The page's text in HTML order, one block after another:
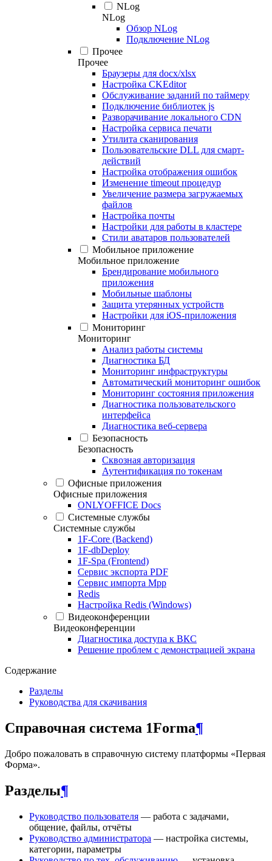
NLog
NLog
Обзор NLog
Подключение NLog
Прочее
Прочее
Браузеры для docx/xlsx
Настройка CKEditor
Обслуживание заданий по таймеру
Подключение библиотек js
Разворачивание локального CDN
Настройка сервиса печати
Утилита сканирования
Пользовательские DLL для смарт-
действий
Настройка отображения ошибок
Изменение timeout процедур
Увеличение размера загружаемых
файлов
Настройка почты
Настройки для работы в кластере
Стили аватаров пользователей
Мобильное приложение
Мобильное приложение
Брендирование мобильного
приложения
Мобильные шаблоны
Защита утерянных устройств
Настройки для iOS-приложения
Мониторинг
Мониторинг
Анализ работы системы
Диагностика БД
Мониторинг инфраструктуры
Автоматический мониторинг ошибок
Мониторинг состояния приложения
Диагностика пользовательского
интерфейса
Диагностика веб-сервера
Безопасность
Безопасность
Сквозная авторизация
Аутентификация по токенам
Офисные приложения
Офисные приложения
ONLYOFFICE Docs
Системные службы
Системные службы
1F-Core (Backend)
1F-dbDeploy
1F-Spa (Frontend)
Сервис экспорта PDF
Сервис импорта Mpp
Redis
Настройка Redis (Windows)
Видеоконференции
Видеоконференции
Диагностика доступа к ВКС
Решение проблем с демонстрацией экрана
Содержание
Разделы
Руководства для скачивания
Справочная система 1Forma¶
Добро пожаловать в справочную систему платформы «Первая
Форма».
Разделы¶
Руководство пользователя — работа с задачами,
общение, файлы, отчёты
Руководство администратора — настройка системы,
категории, параметры